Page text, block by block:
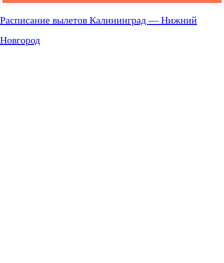
Расписание вылетов Калининград — Нижний
Новгород